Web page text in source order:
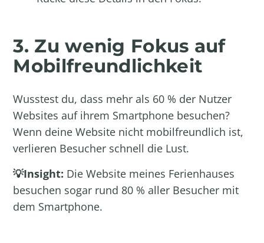
3. Zu wenig Fokus auf
Mobilfreundlichkeit
Wusstest du, dass mehr als 60 % der Nutzer
Websites auf ihrem Smartphone besuchen?
Wenn deine Website nicht mobilfreundlich ist,
verlieren Besucher schnell die Lust.
💡Insight: Die Website meines Ferienhauses
besuchen sogar rund 80 % aller Besucher mit
dem Smartphone.